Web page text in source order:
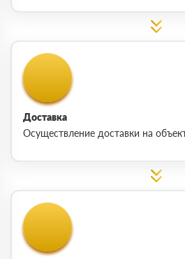
Доставка
Осуществление доставки на